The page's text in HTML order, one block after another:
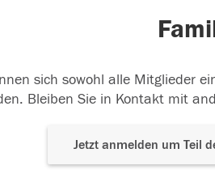
sich sowohl alle Mitglieder
Bleiben Sie in Kontakt mit
Jetzt anmelden um Teil